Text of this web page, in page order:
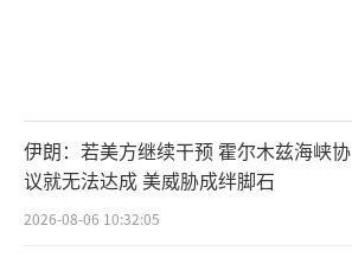
伊朗：若美方继续干预 霍尔木兹海峡协
议就无法达成 美威胁成绊脚石
2026-08-06 10:32:05